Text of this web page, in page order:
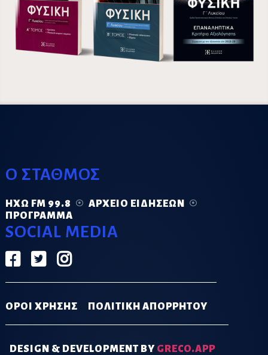
Ο ΣΤΑΘΜΟΣ
ΗΧΏ FM 99.8
ΑΡΧΕΊΟ ΕΙΔΉΣΕΩΝ
ΠΡΌΓΡΑΜΜΑ
SOCIAL MEDIA
ΟΡΟΙ ΧΡΗΣΗΣ ΠΟΛΙΤΙΚΗ ΑΠΟΡΡΗΤΟΥ
DESIGN & DEVELOPMENT BY GRECO.APP